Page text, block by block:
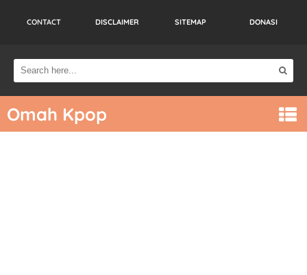
CONTACT DISCLAIMER SITEMAP DONASI
Omah Kpop